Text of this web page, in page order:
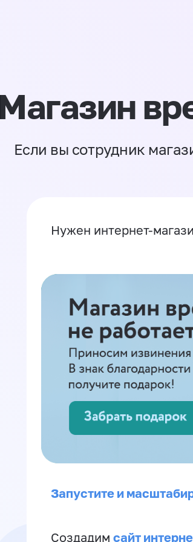
Магазин
Если вы сотрудник
Нужен интернет-
Запустите и
Создадим сайт